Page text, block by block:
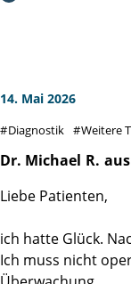
14. Mai 2026
Diagnostik Weitere
Dr. Michael R.
Liebe Patienten,
ich hatte Glück.
Ich muss nicht